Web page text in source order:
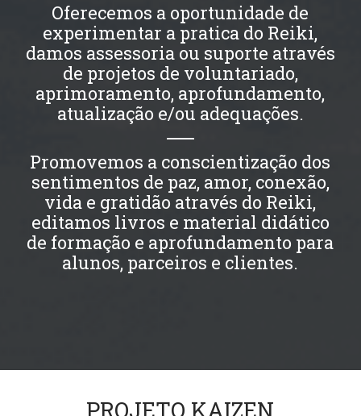
Oferecemos a oportunidade de
experimentar a pratica do Reiki,
damos assessoria ou suporte através
de projetos de voluntariado,
aprimoramento, aprofundamento,
atualização e/ou adequações.
Promovemos a conscientização dos
sentimentos de paz, amor, conexão,
vida e gratidão através do Reiki,
editamos livros e material didático
de formação e aprofundamento para
alunos, parceiros e clientes.
PROJETO KAIZEN